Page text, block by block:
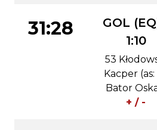
31:28
GOL
1:10
53
Kacper (as:
Bator
+ / -